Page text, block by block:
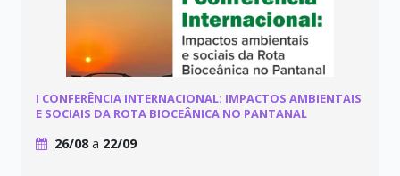
I CONFERÊNCIA INTERNACIONAL: IMPACTOS AMBIENTAIS
E SOCIAIS DA ROTA BIOCEÂNICA NO PANTANAL
26/08a 22/09